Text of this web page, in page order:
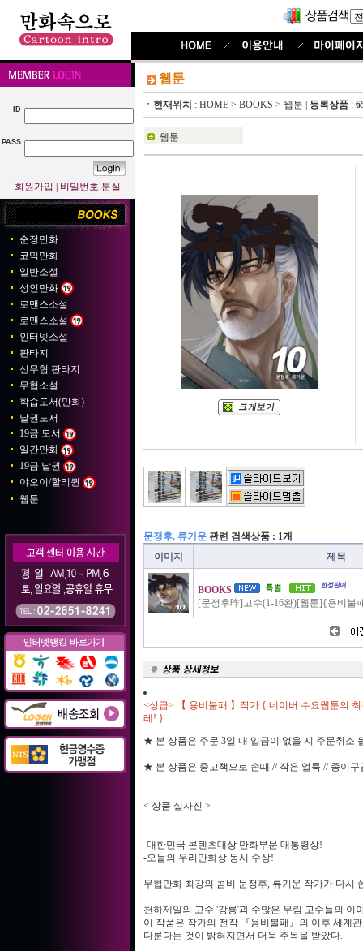
ID
PASS
회원가입 비밀번호 분실
순정만화
코믹만화
일반소설
성인만화
로맨스소설
로맨스소설
인터넷소설
판타지
신무협 판타지
무협소설
학습도서(만화)
낱권도서
19금 도서
일간만화
19금 낱권
야오이/할리퀸
웹툰
웹툰
ㆍ현재위치 : HOME > BOOKS > 웹툰 등록상품 :
웹툰
문정후, 류기운 관련 검색상품 : 1개
이미지
제목
BOOKS
[문정후昨]고수(1-16완)[웹툰]{용비불
<상급> 【 용비불패 】작가 { 네이버 수요웹툰의
레! }
★ 본 상품은 주문 3일 내 입금이 없을 시 주문취소
★ 본 상품은 중고책으로 손때 // 작은 얼룩 // 종이
< 상품 실사진 >
-대한민국 콘텐츠대상 만화부문 대통령상!
-오늘의 우리만화상 동시 수상!
무협만화 최강의 콤비 문정후, 류기운 작가가 다시
천하제일의 고수 '강룡'과 수많은 무림 고수들의 이
이 작품은 작가의 전작 『용비불패』의 이후 세계
다룬다는 것이 밝혀지면서 더욱 주목을 받았다.